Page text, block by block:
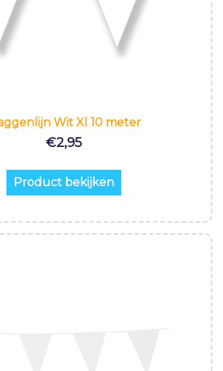
Wit Xl 10 meter
€2,95
Product bekijken